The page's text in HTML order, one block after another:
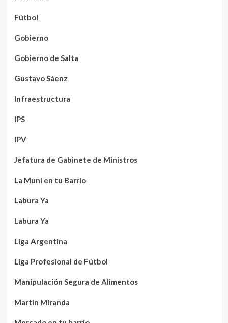
Fútbol
Gobierno
Gobierno de Salta
Gustavo Sáenz
Infraestructura
IPS
IPV
Jefatura de Gabinete de Ministros
La Muni en tu Barrio
Labura Ya
Labura Ya
Liga Argentina
Liga Profesional de Fútbol
Manipulación Segura de Alimentos
Martín Miranda